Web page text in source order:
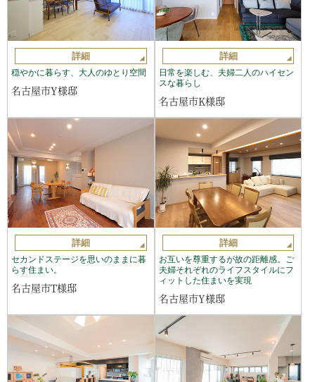
詳細
穏やかに暮らす、大人のゆとり空間
名古屋市Y様邸
詳細
日常を楽しむ、夫婦二人のハイセン
スな暮らし
名古屋市K様邸
詳細
セカンドステージを思いのままに暮
らす住まい。
名古屋市T様邸
詳細
お互いを尊重するが故の距離感。ご
夫婦それぞれのライフスタイルにフ
ィットした住まいを実現
名古屋市Y様邸